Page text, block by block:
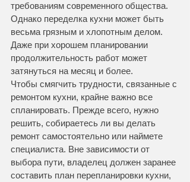
требованиям современного общества.
Однако переделка кухни может быть
весьма грязным и хлопотным делом.
Даже при хорошем планировании
продолжительность работ может
затянуться на месяц и более.
Чтобы смягчить трудности, связанные с
ремонтом кухни, крайне важно все
спланировать. Прежде всего, нужно
решить, собираетесь ли вы делать
ремонт самостоятельно или наймете
специалиста. Вне зависимости от
выбора пути, владелец должен заранее
составить план перепланировки кухни,